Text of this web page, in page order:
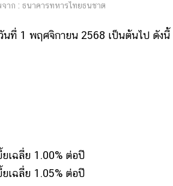
าก : ธนาคารทหารไทยธนชาต
1 พฤศจิกายน 2568 เป็นต้นไป ดังนี้
เฉลี่ย 1.00% ต่อปี
เฉลี่ย 1.05% ต่อปี